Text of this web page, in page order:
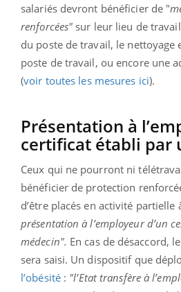
salariés devront bénéficier de "
renforcées" sur leur lieu de
du poste de travail, le nettoyage
poste de travail, ou encore une
(voir toutes les mesures ici).
Présentation à
certificat établi par
Ceux qui ne pourront ni
bénéficier de protection
d’être placés en activité partielle
présentation à l’employeur d’un
médecin". En cas de désaccord,
sera saisi. Un dispositif que
l’obésité: "l’Etat transfère à